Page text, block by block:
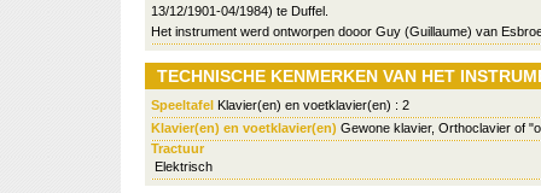
13/12/1901-04/1984) te Duffel.
Het instrument werd ontworpen dooor Guy (Guillaume) van
TECHNISCHE KENMERKEN VAN HET
Speeltafel Klavier(en) en voetklavier(en) : 2
Klavier(en) en voetklavier(en) Gewone klavier, Orthoclavier of
Tractuur
Elektrisch